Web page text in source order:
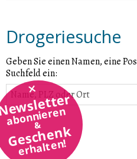
abonnieren
&
Geschenk
erhalten!
Drogeriesuche
Geben Sie einen Namen, eine
Suchfeld ein: